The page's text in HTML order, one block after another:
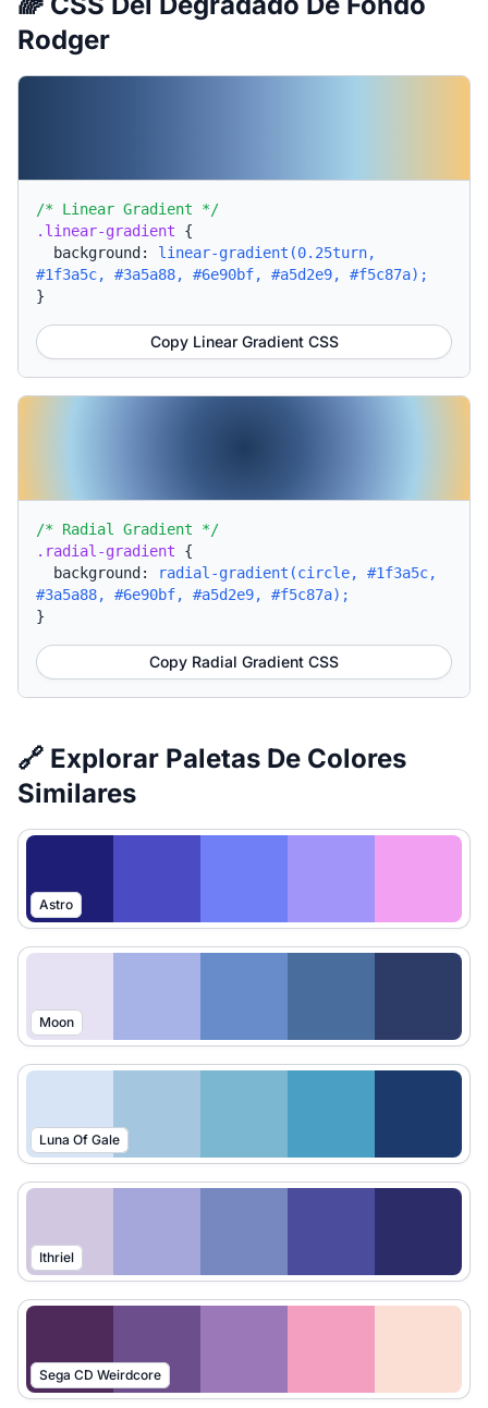
Rodger
/* Linear Gradient */
.linear-gradient {
background: linear-gradient(0.25turn,
#1f3a5c, #3a5a88, #6e90bf, #a5d2e9, #f5c87a);
}
Copy Linear Gradient CSS
/* Radial Gradient */
.radial-gradient {
background:
radial-gradient(circle, #1f3a5c,
#3a5a88, #6e90bf, #a5d2e9, #f5c87a);
}
Copy Radial Gradient CSS
🔗 Explorar Paletas De Colores
Similares
Astro
Moon
Luna Of Gale
Ithriel
Sega CD Weirdcore